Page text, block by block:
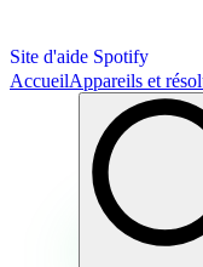
Site d'aide Spotify
AccueilAppareils et